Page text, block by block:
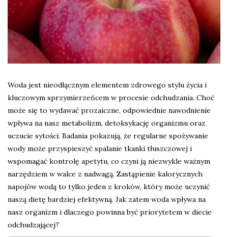
Woda jest nieodłącznym elementem zdrowego stylu życia i
kluczowym sprzymierzeńcem w procesie odchudzania. Choć
może się to wydawać prozaiczne, odpowiednie nawodnienie
wpływa na nasz metabolizm, detoksykację organizmu oraz
uczucie sytości. Badania pokazują, że regularne spożywanie
wody może przyspieszyć spalanie tkanki tłuszczowej i
wspomagać kontrolę apetytu, co czyni ją niezwykle ważnym
narzędziem w walce z nadwagą. Zastąpienie kalorycznych
napojów wodą to tylko jeden z kroków, który może uczynić
naszą dietę bardziej efektywną. Jak zatem woda wpływa na
nasz organizm i dlaczego powinna być priorytetem w diecie
odchudzającej?